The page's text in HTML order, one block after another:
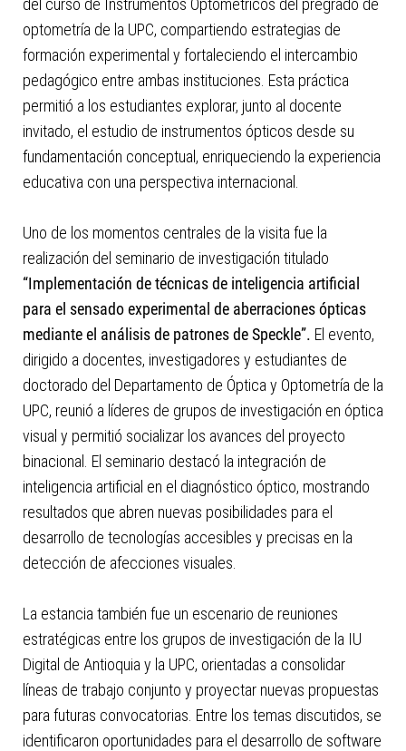
del curso de Instrumentos Optométricos del pregrado de
optometría de la UPC, compartiendo estrategias de
formación experimental y fortaleciendo el intercambio
pedagógico entre ambas instituciones. Esta práctica
permitió a los estudiantes explorar, junto al docente
invitado, el estudio de instrumentos ópticos desde su
fundamentación conceptual, enriqueciendo la experiencia
educativa con una perspectiva internacional.
Uno de los momentos centrales de la visita fue la
realización del seminario de investigación titulado
“Implementación de técnicas de inteligencia artificial
para el sensado experimental de aberraciones ópticas
mediante el análisis de patrones de Speckle”. El evento,
dirigido a docentes, investigadores y estudiantes de
doctorado del Departamento de Óptica y Optometría de la
UPC, reunió a líderes de grupos de investigación en óptica
visual y permitió socializar los avances del proyecto
binacional. El seminario destacó la integración de
inteligencia artificial en el diagnóstico óptico, mostrando
resultados que abren nuevas posibilidades para el
desarrollo de tecnologías accesibles y precisas en la
detección de afecciones visuales.
La estancia también fue un escenario de reuniones
estratégicas entre los grupos de investigación de la IU
Digital de Antioquia y la UPC, orientadas a consolidar
líneas de trabajo conjunto y proyectar nuevas propuestas
para futuras convocatorias. Entre los temas discutidos, se
identificaron oportunidades para el desarrollo de software